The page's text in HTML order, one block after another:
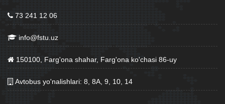
73 241 12 06
info@fstu.uz
150100, Farg'ona shahar, Farg'ona ko'chasi 86-uy
Avtobus yo'nalishlari: 8, 8A, 9, 10, 14